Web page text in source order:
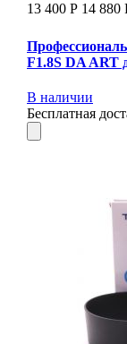
13 400 Р 14 880
F1.8S DA ART
В наличии
Бесплатная